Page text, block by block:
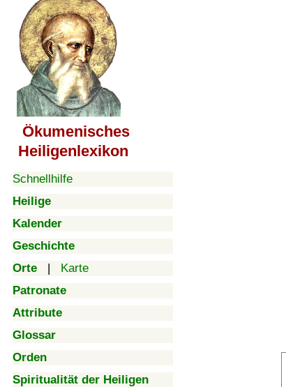
Ökumenisches
Heiligenlexikon
Schnellhilfe
Heilige
Kalender
Geschichte
Orte | Karte
Patronate
Attribute
Glossar
Orden
Spiritualität der Heiligen